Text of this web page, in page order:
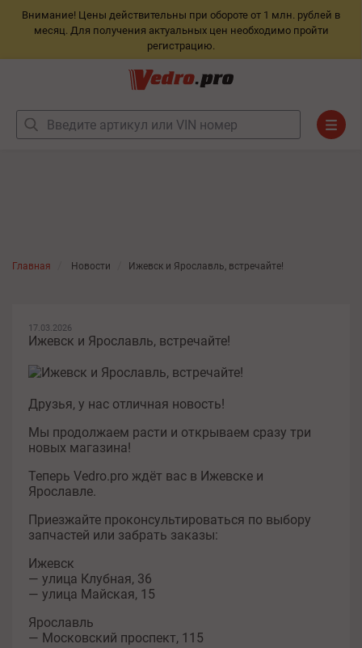
Внимание! Цены действительны при обороте от 1 млн. рублей в
месяц. Для получения актуальных цен необходимо пройти
регистрацию.
Главная Новости Ижевск и Ярославль, встречайте!
17.03.2026
Ижевск и Ярославль, встречайте!
Друзья, у нас отличная новость!
Мы продолжаем расти и открываем сразу три
новых магазина!
Теперь Vedro.pro ждёт вас в Ижевске и
Ярославле.
Приезжайте проконсультироваться по выбору
запчастей или забрать заказы:
Ижевск
— улица Клубная, 36
— улица Майская, 15
Ярославль
— Московский проспект, 115